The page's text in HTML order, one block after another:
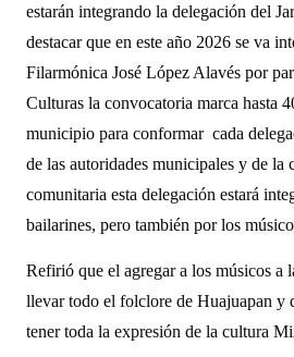
estarán integrando la delegación del
destacar que en este año 2026 se va
Filarmónica José López Alavés por
Culturas la convocatoria marca hasta
municipio para conformar cada
de las autoridades municipales y de la
comunitaria esta delegación estará
bailarines, pero también por los
Refirió que el agregar a los músicos a
llevar todo el folclore de Huajuapan y
tener toda la expresión de la cultura